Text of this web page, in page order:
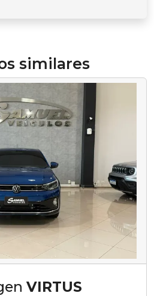
similares
VIRTUS